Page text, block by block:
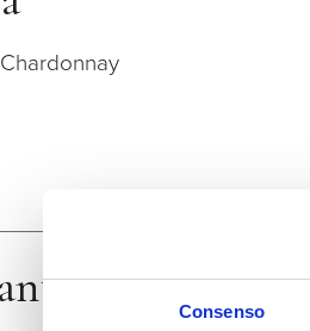
Consenso
Chardonnay